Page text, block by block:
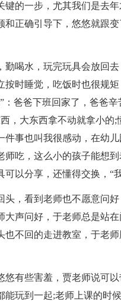
的一步，尤其我们是去
正确引导下，悠悠就跟
喝水，玩完玩具会放回
时睡觉，吃饭时也很规
爸爸下班回家了，爸爸
，大东西拿不动就拿小的;
事也叫我很感动，在幼儿
吃，这么小的孩子能想
以分享，还懂得交换，“
，看到老师也不愿意问
声问好，于老师总是站
不回的走进教室，于老
有些害羞，贾老师说可
玩到一起;老师上课的时